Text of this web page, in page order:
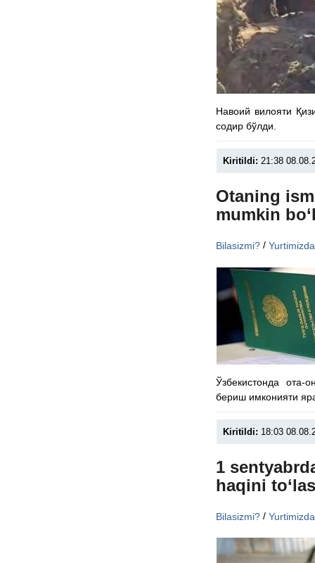
Навоий вилояти
содир бўлди.
Kiritildi: 21:38
Otaning
mumkin
Bilasizmi? /Yurtimizda
Ўзбекистонда ота-
бериш имконияти
Kiritildi: 18:03
1
haqini
Bilasizmi? /Yurtimizda